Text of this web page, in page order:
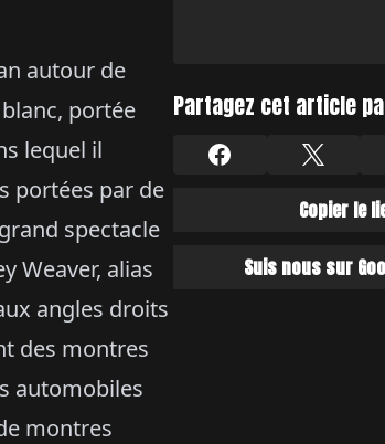
autour de
portée
lequel il
portées par de
spectacle
Weaver, alias
angles droits
des montres
automobiles
montres
Partagez cet article
Copier le
Suis nous sur